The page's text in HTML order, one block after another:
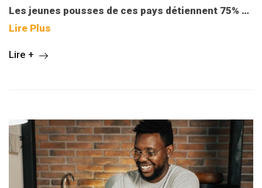
Les jeunes pousses de ces pays détiennent 75% …
Lire Plus
Lire +